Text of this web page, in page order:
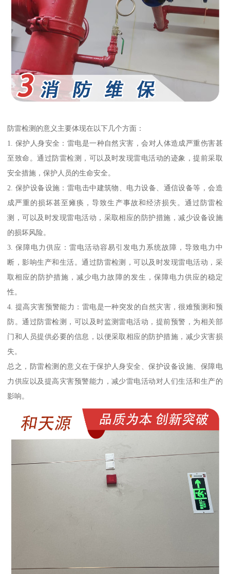
防雷检测的意义主要体现在以下几个方面：
1. 保护人身安全：雷电是一种自然灾害，会对人体造成严重伤害甚
至致命。通过防雷检测，可以及时发现雷电活动的迹象，提前采取
安全措施，保护人员的生命安全。
2. 保护设备设施：雷电击中建筑物、电力设备、通信设备等，会造
成严重的损坏甚至瘫痪，导致生产事故和经济损失。通过防雷检
测，可以及时发现雷电活动，采取相应的防护措施，减少设备设施
的损坏风险。
3. 保障电力供应：雷电活动容易引发电力系统故障，导致电力中
断，影响生产和生活。通过防雷检测，可以及时发现雷电活动，采
取相应的防护措施，减少电力故障的发生，保障电力供应的稳定
性。
4. 提高灾害预警能力：雷电是一种突发的自然灾害，很难预测和预
防。通过防雷检测，可以及时监测雷电活动，提前预警，为相关部
门和人员提供必要的信息，以便采取相应的防护措施，减少灾害损
失。
总之，防雷检测的意义在于保护人身安全、保护设备设施、保障电
力供应以及提高灾害预警能力，减少雷电活动对人们生活和生产的
影响。